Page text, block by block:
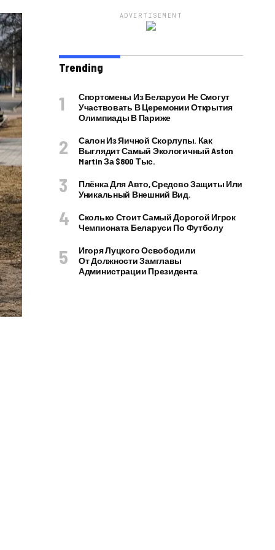
ADVERTISEMENT
Trending
Спортсмены Из Беларуси Не Смогут
Участвовать В Церемонии Открытия
Олимпиады В Париже
Салон Из Яичной Скорлупы. Как
Выглядит Самый Экологичный Aston
Martin За $800 Тыс.
Плёнка Для Авто, Средсво Защиты Или
Уникальный Внешний Вид.
Сколько Стоит Самый Дорогой Игрок
Чемпионата Беларуси По Футболу
Игоря Луцкого Освободили
От Должности Замглавы
Администрации Президента